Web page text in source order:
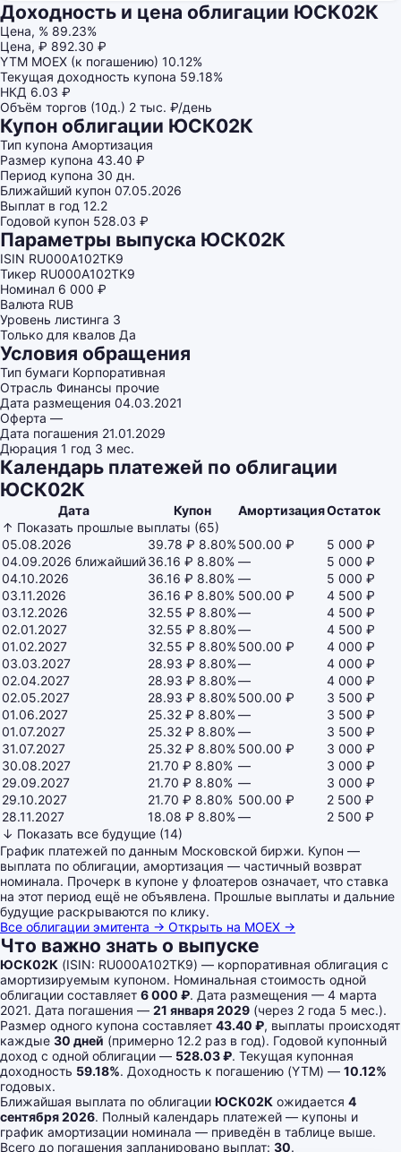
Доходность и цена облигации ЮСК02К
Цена, % 89.23%
Цена, ₽ 892.30 ₽
YTM MOEX (к погашению) 10.12%
Текущая доходность купона 59.18%
НКД 6.03 ₽
Объём торгов (10д.) 2 тыс. ₽/день
Купон облигации ЮСК02К
Тип купона Амортизация
Размер купона 43.40 ₽
Период купона 30 дн.
Ближайший купон 07.05.2026
Выплат в год 12.2
Годовой купон 528.03 ₽
Параметры выпуска ЮСК02К
ISIN RU000A102TK9
Тикер RU000A102TK9
Номинал 6 000 ₽
Валюта RUB
Уровень листинга 3
Только для квалов Да
Условия обращения
Тип бумаги Корпоративная
Отрасль Финансы прочие
Дата размещения 04.03.2021
Оферта —
Дата погашения 21.01.2029
Дюрация 1 год 3 мес.
Календарь платежей по облигации
ЮСК02К
Дата Купон АмортизацияОстаток
↑ Показать прошлые выплаты (65)
05.08.2026
39.78 ₽ 8.80%500.00 ₽
5 000 ₽
04.09.2026 ближайший36.16 ₽ 8.80% —
5 000 ₽
04.10.2026
36.16 ₽ 8.80% —
5 000 ₽
03.11.2026
36.16 ₽ 8.80% 500.00 ₽
4 500 ₽
03.12.2026
32.55 ₽ 8.80%—
4 500 ₽
02.01.2027
32.55 ₽ 8.80%—
4 500 ₽
01.02.2027
32.55 ₽ 8.80%500.00 ₽
4 000 ₽
03.03.2027
28.93 ₽ 8.80%—
4 000 ₽
02.04.2027
28.93 ₽ 8.80%—
4 000 ₽
02.05.2027
28.93 ₽ 8.80%500.00 ₽
3 500 ₽
01.06.2027
25.32 ₽ 8.80%—
3 500 ₽
01.07.2027
25.32 ₽ 8.80%—
3 500 ₽
31.07.2027
25.32 ₽ 8.80% 500.00 ₽
3 000 ₽
30.08.2027
21.70 ₽ 8.80% —
3 000 ₽
29.09.2027
21.70 ₽ 8.80% —
3 000 ₽
29.10.2027
21.70 ₽ 8.80% 500.00 ₽
2 500 ₽
28.11.2027
18.08 ₽ 8.80%—
2 500 ₽
↓ Показать все будущие (14)
График платежей по данным Московской биржи. Купон —
выплата по облигации, амортизация — частичный возврат
номинала. Прочерк в купоне у флоатеров означает, что ставка
на этот период ещё не объявлена. Прошлые выплаты и дальние
будущие раскрываются по клику.
Все облигации эмитента → Открыть на MOEX →
Что важно знать о выпуске
ЮСК02К (ISIN: RU000A102TK9) — корпоративная облигация с
амортизируемым купоном. Номинальная стоимость одной
облигации составляет 6 000 ₽. Дата размещения — 4 марта
2021. Дата погашения — 21 января 2029 (через 2 года 5 мес.).
Размер одного купона составляет 43.40 ₽, выплаты происходят
каждые 30 дней (примерно 12.2 раз в год). Годовой купонный
доход с одной облигации — 528.03 ₽. Текущая купонная
доходность 59.18%. Доходность к погашению (YTM) — 10.12%
годовых.
Ближайшая выплата по облигации ЮСК02К ожидается 4
сентября 2026. Полный календарь платежей — купоны и
график амортизации номинала — приведён в таблице выше.
Всего до погашения запланировано выплат: 30.